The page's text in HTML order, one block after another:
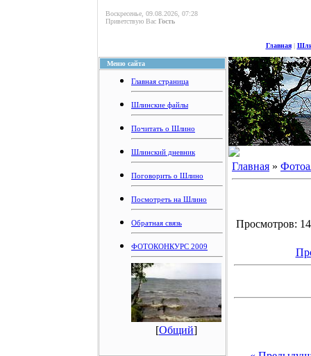
Воскресенье, 09.08.2026, 07:28
Приветствую Вас Гость
Главная|
Меню сайта
Главная страница
Шлинские файлы
Почитать о Шлино
Шлинский дневник
Поговорить о Шлино
Посмотреть на Шлино
Обратная связь
ФОТОКОНКУРС 2009
[Общий]
Главная »
Просмотров: